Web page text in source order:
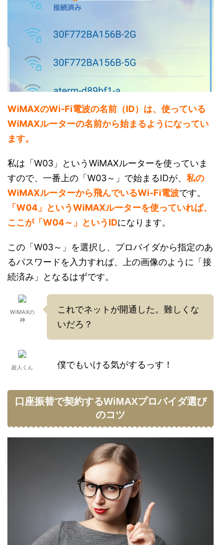
WiMAXのWi-Fi電波の名前（ID）は、使っている
WiMAXルーターの名前から始まるようになってい
ます。
私は「W03」というWiMAXルーターを使っていま
すので、一番上の「W03～」で始まるIDが、 私の
WiMAXルーターから飛んでいるWi-Fi電波です。
「W04」というWiMAXルーターを使っていれば、
ここが「W04～」というIDになります。
この「W03～」を選択し、プロバイダから指定のあ
るパスワードを入力すれば、上の画像のように「接
続済み」となるはずです。
WiMAXの
神
これでネットが開通した。難しくな
いだろ？
超人くん 僕でもいける気がするっす！
口座振替で契約するWiMAXプロバイダ選び
のコツ